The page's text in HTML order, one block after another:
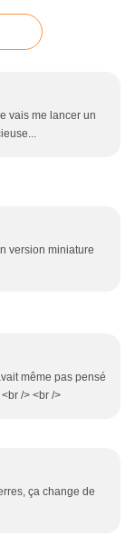
vais me lancer un
version miniature
même pas pensé
/> <br />
ça change de